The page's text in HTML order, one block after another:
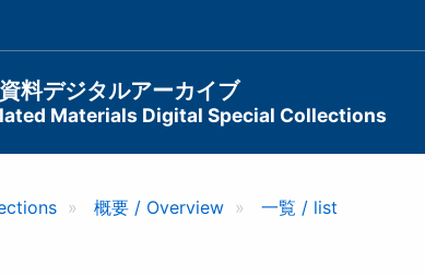
料デジタルアーカイブ
Materials Digital Special Collections
概要 / Overview 一覧 / list